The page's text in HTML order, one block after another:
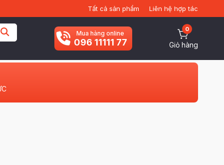
Tất cả sản phẩm Liên hệ hợp tác
Mua hàng online
096 11111 77
0
Giỏ hàng